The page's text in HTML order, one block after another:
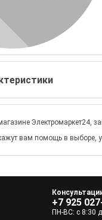
Электромаркет24,
вам помощь в выборе,
+7 925
ПН-ВС: с 8:30